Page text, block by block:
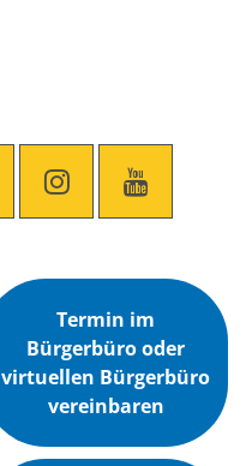
Termin im
Bürgerbüro oder
virtuellen Bürgerbüro
vereinbaren